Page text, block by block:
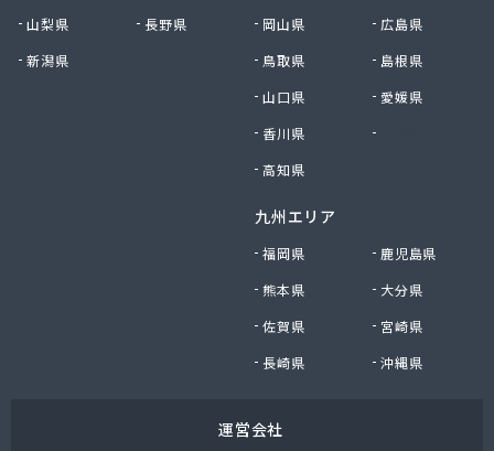
山梨県
長野県
新潟県
岡山県
広島県
鳥取県
島根県
山口県
愛媛県
香川県
高知県
九州エリア
福岡県
鹿児島県
熊本県
大分県
佐賀県
宮崎県
長崎県
沖縄県
運営会社